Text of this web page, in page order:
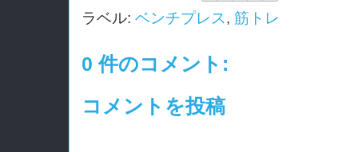
ラベル: ベンチプレス, 筋トレ
0 件のコメント:
コメントを投稿